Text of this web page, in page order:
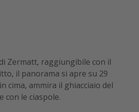
Zermatt, raggiungibile con il
il panorama si apre su 29
cima, ammira il ghiacciaio del
con le ciaspole.